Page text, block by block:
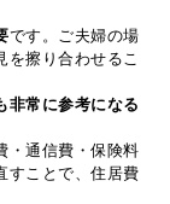
です。ご夫婦の場
を擦り合わせるこ
非常に参考になる
・通信費・保険料
すことで、住居費